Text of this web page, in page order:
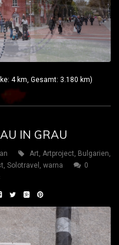
4 km, Gesamt: 3.180 km)
IN GRAU
Art, Artproject, Bulgarien,
, Solotravel , warna
0